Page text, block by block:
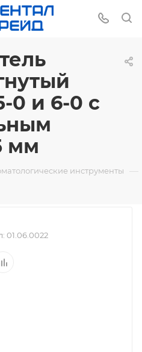
0 и 6-0 с
мм
инструменты —
01.06.0022